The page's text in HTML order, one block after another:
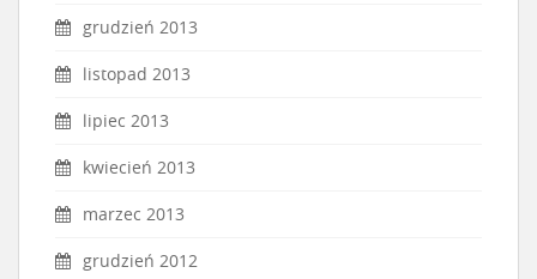
grudzień 2013
listopad 2013
lipiec 2013
kwiecień 2013
marzec 2013
grudzień 2012